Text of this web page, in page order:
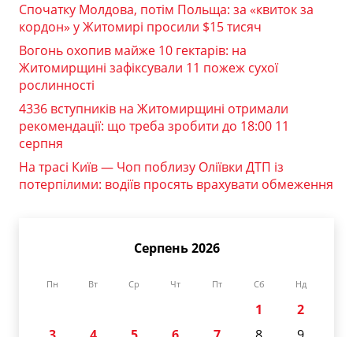
Спочатку Молдова, потім Польща: за «квиток за
кордон» у Житомирі просили $15 тисяч
Вогонь охопив майже 10 гектарів: на
Житомирщині зафіксували 11 пожеж сухої
рослинності
4336 вступників на Житомирщині отримали
рекомендації: що треба зробити до 18:00 11
серпня
На трасі Київ — Чоп поблизу Оліївки ДТП із
потерпілими: водіїв просять врахувати обмеження
Серпень 2026
Пн Вт Ср Чт Пт Сб Нд
1
2